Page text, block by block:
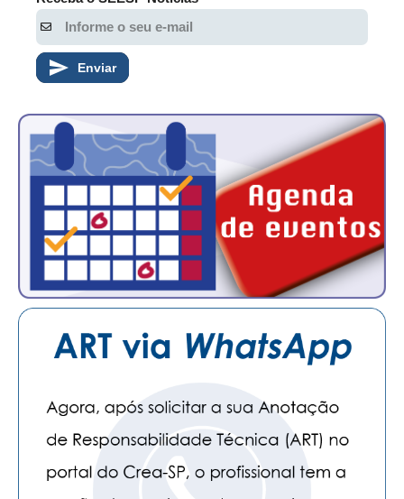
NOTÍCIAS NO WHATSAPP
FOTOS
PUBLICIDADE
MANUAL DE REDAÇÃO
RELEASES
CONTATO
CADASTRO
ATUALIZAÇÃO CADASTRAL
Enviar